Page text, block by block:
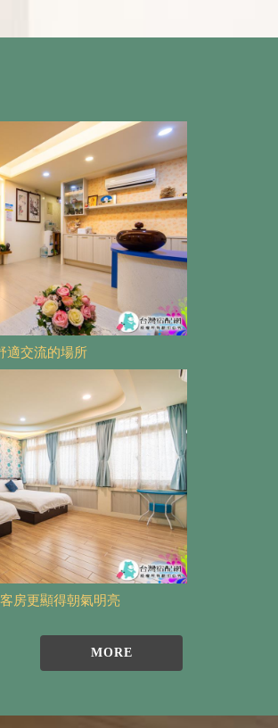
適交流的場所
房更顯得朝氣明亮
MORE